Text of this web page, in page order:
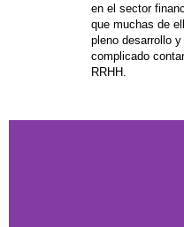
en el sector
que muchas de
pleno desarrollo
complicado
RRHH.